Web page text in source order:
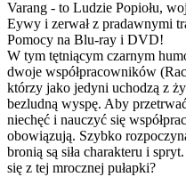
Varang - to Ludzie Popiołu,
Eywy i zerwał z pradawnymi
Pomocy na Blu-ray i DVD!
W tym tętniącym czarnym
dwoje współpracowników
którzy jako jedyni uchodzą z
bezludną wyspę. Aby
niechęć i nauczyć się
obowiązują. Szybko
bronią są siła charakteru i
się z tej mrocznej pułapki?